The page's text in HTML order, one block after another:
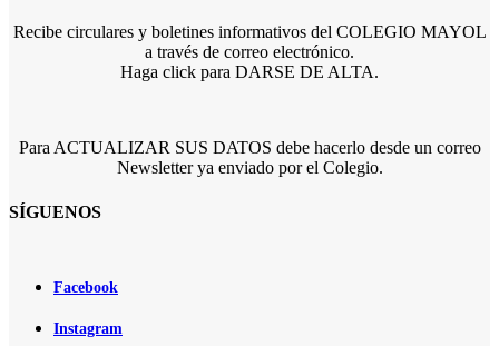
Recibe circulares y boletines informativos del COLEGIO MAYOL
a través de correo electrónico.
Haga click para DARSE DE ALTA.
Para ACTUALIZAR SUS DATOS debe hacerlo desde un correo
Newsletter ya enviado por el Colegio.
SÍGUENOS
Facebook
Instagram